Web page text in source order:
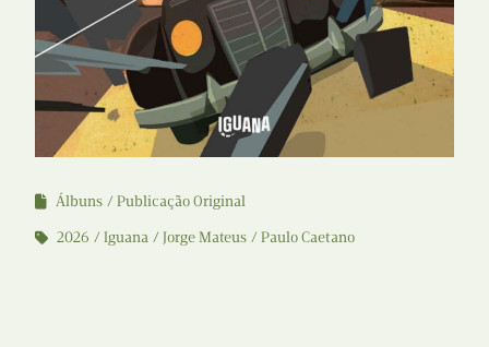
Álbuns
Publicação Original
2026
Iguana Jorge Mateus Paulo Caetano